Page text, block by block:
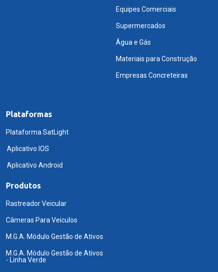
Equipes Comerciais
Supermercados
Água e Gás
Materiais para Construção
Empresas Concreteiras
Plataformas
Plataforma SatLight
Aplicativo IOS
Aplicativo Android
Produtos
Rastreador Veicular
Câmeras Para Veiculos
M.G.A. Módulo Gestão de Ativos
M.G.A. Módulo Gestão de Ativos
- Linha Verde